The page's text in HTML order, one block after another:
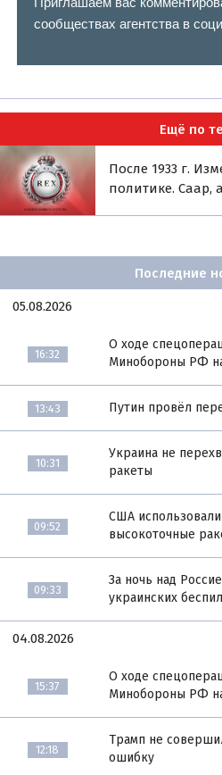
сообществах агентства в
Ещё по
После 1933 г.
политике. Саар,
Последние
05.08.2026
16:32
О ходе
Минобороны РФ на
13:43 Путин провёл
10:31
Украина не
ракеты
09:52
США
высокоточные
09:33
За ночь над
украинских
04.08.2026
15:37
О ходе
Минобороны РФ на
12:18
Трамп не
ошибку